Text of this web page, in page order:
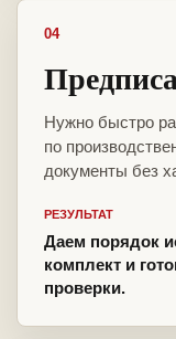
04
Нужно быстро
по
документы без
РЕЗУЛЬТАТ
Даем порядок
комплект и
проверки.